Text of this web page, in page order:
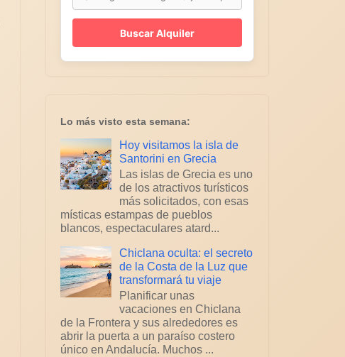
Buscar Alquiler
Lo más visto esta semana:
Hoy visitamos la isla de
Santorini en Grecia
Las islas de Grecia es uno
de los atractivos turísticos
más solicitados, con esas
místicas estampas de pueblos
blancos, espectaculares atard...
Chiclana oculta: el secreto
de la Costa de la Luz que
transformará tu viaje
Planificar unas
vacaciones en Chiclana
de la Frontera y sus alrededores es
abrir la puerta a un paraíso costero
único en Andalucía. Muchos ...